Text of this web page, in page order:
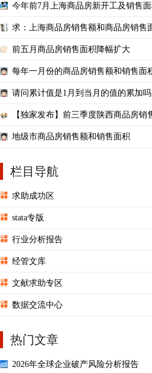
今年前7月上海商品房新开工及销售
求：上海商品房销售额和商品房销售
前五月商品房销售面积降幅扩大
每年一月份的商品房销售额和销售面
请问累计值是1月到当月的值的累加
【独家发布】前三季度陕西商品房销售面积增速
地级市商品房销售额和销售面积
栏目导航
求助成功区
stata专版
行业分析报告
经管文库
文献求助专区
数据交流中心
热门文章
2026年全球企业破产风险分析报告